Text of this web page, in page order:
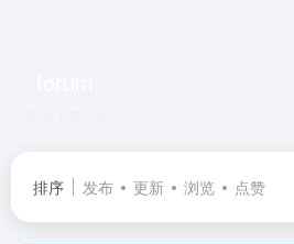
排序 发布 更新 浏览 点赞